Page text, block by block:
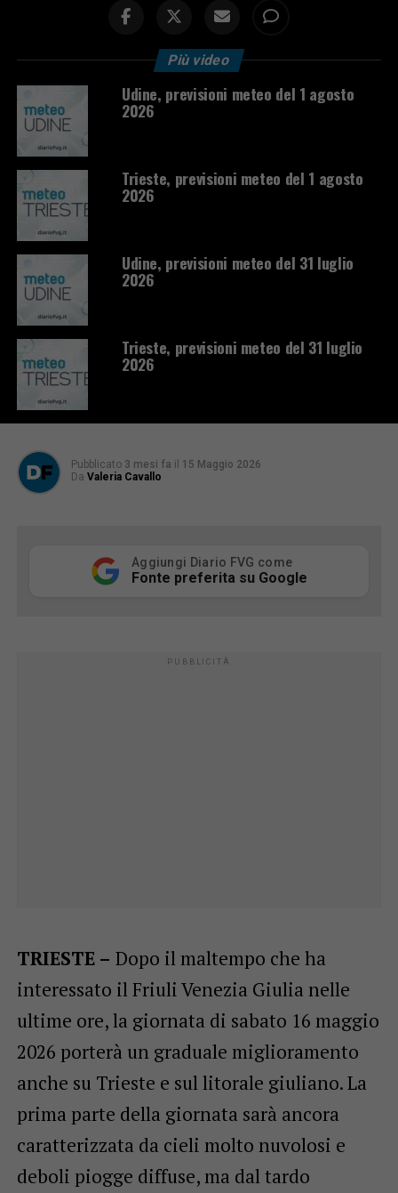
Più video
Udine, previsioni meteo del 1 agosto
2026
Trieste, previsioni meteo del 1 agosto
2026
Udine, previsioni meteo del 31 luglio
2026
Trieste, previsioni meteo del 31 luglio
2026
Pubblicato 3 mesi fa il 15 Maggio 2026
Da Valeria Cavallo
Aggiungi Diario FVG come
Fonte preferita su Google
TRIESTE – Dopo il maltempo che ha
interessato il Friuli Venezia Giulia nelle
ultime ore, la giornata di sabato 16 maggio
2026 porterà un graduale miglioramento
anche su Trieste e sul litorale giuliano. La
prima parte della giornata sarà ancora
caratterizzata da cieli molto nuvolosi e
deboli piogge diffuse, ma dal tardo